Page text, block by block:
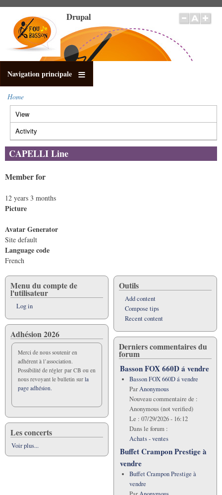
main
content
Drupal
Navigation principale
Breadcrumb
Home
Primary
tabs
View
tab)
Activity
CAPELLI Line
Member for
12 years 3 months
Picture
Avatar Generator
Site default
Language code
French
Menu du compte de
l'utilisateur
Log in
Adhésion 2026
Merci de nous soutenir en
adhérent à l’association.
Possibilité de régler par CB ou en
nous revoyant le bulletin sur la
page adhésion.
Les concerts
Voir plus...
Outils
Add content
Compose tips
Recent content
Derniers commentaires du
forum
Basson FOX 660D á vendre
Basson FOX 660D á vendre
ParAnonymous
Nouveau commentaire de :
Anonymous (not verified)
Le : 07/29/2026 - 16:12
Dans le forum :
Achats - ventes
Buffet Crampon Prestige à
vendre
Buffet Crampon Prestige à
vendre